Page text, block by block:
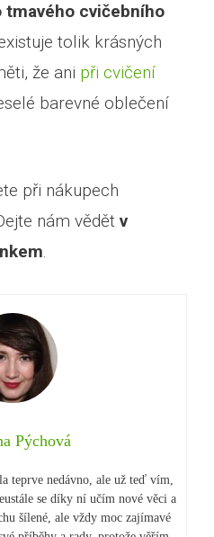
si jóga e-
tmavého cvičebního
tolik krásných
že ani při cvičení
barevné oblečení
při nákupech
nám vědět v
.
Pýchová
teprve nedávno, ale už teď vím,
se díky ní učím nové věci a
šílené, ale vždy moc zajímavé